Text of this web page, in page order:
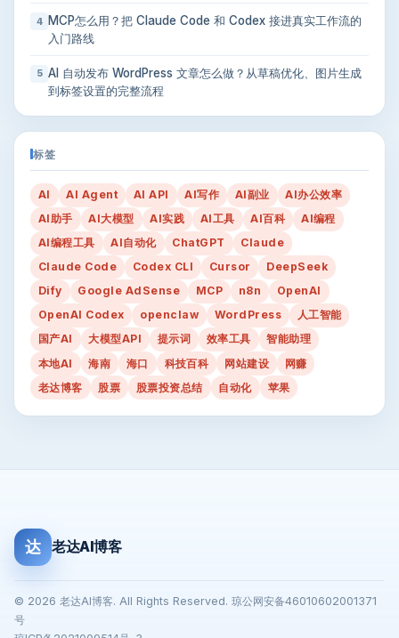
4
MCP怎么用？把 Claude Code 和 Codex 接进真实工作流的
入门路线
5 AI 自动发布 WordPress 文章怎么做？从草稿优化、图片生成
到标签设置的完整流程
标签
AI AI Agent AI API AI写作 AI副业
AI办公效率
AI助手
AI大模型 AI实践 AI工具 AI百科
AI编程
AI编程工具
AI自动化 ChatGPT
Claude
Claude Code
Codex CLI Cursor
DeepSeek
Dify
Google AdSense MCP n8n
OpenAI
OpenAI Codex
openclaw WordPress
人工智能
国产AI
大模型API 提示词 效率工具
智能助理
本地AI
海南 海口 科技百科 网站建设
网赚
老达博客
股票 股票投资总结 自动化 苹果
达 老达AI博客
© 2026 老达AI博客. All Rights Reserved. 琼公网安备46010602001371
号